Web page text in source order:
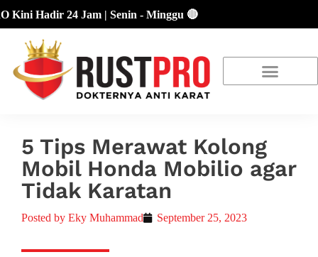
Hadir 24 Jam | Senin - Minggu 🔴
5 Tips Merawat Kolong
Mobil Honda Mobilio agar
Tidak Karatan
Posted by Eky Muhammad September 25, 2023